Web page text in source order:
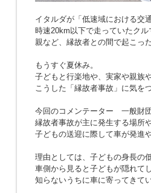
イタルダが「低速域における交
時速20km以下で走っていたク
親など、縁故者との間で起こっ
もうすぐ夏休み。
子どもと行楽地や、実家や親族
こうした「縁故者事故」に気を
今回のコメンテーター 一般財
縁故者事故が主に発生する場所
子どもの送迎に際して車が発進
理由としては、子どもの身長の
車側から見ると子どもが隠れて
知らないうちに車に寄ってきて